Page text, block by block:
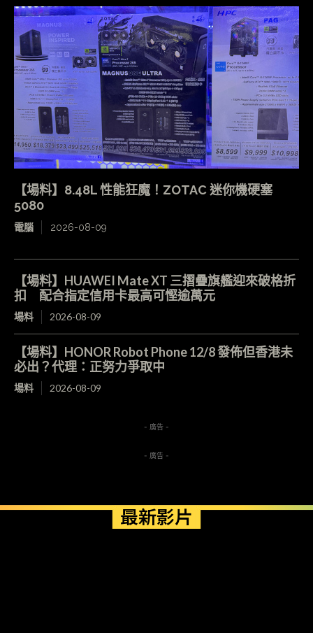
【場料】8.48L 性能狂魔！ZOTAC 迷你機硬塞
5080
電腦 2026-08-09
【場料】HUAWEI Mate XT 三摺疊旗艦迎來破格折
扣 配合指定信用卡最高可慳逾萬元
場料 2026-08-09
【場料】HONOR Robot Phone 12/8 發佈但香港未
必出？代理：正努力爭取中
場料 2026-08-09
- 廣告 -
- 廣告 -
最新影片